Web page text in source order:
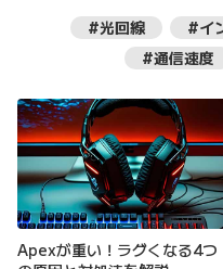
#光回線 #イ
#通信速度
Apexが重い！ラグくなる4つ